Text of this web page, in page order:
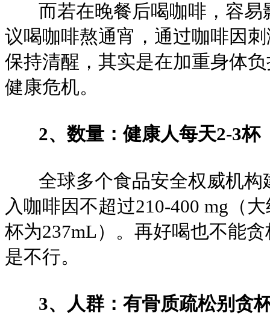
而若在晚餐后喝咖啡，容易
议喝咖啡熬通宵，通过咖啡因
保持清醒，其实是在加重身体
健康危机。
2、数量：健康人每天2-3杯
全球多个食品安全权威机构
入咖啡因不超过210-400 mg（
杯为237mL）。再好喝也不能
是不行。
3、人群：有骨质疏松别贪